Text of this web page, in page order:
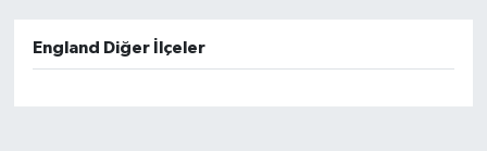
England Diğer İlçeler